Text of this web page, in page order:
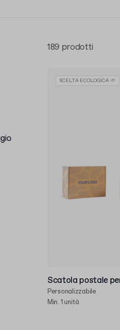
189 prodotti
Scatola postale
Personalizzabile
Min. 1 unità
SCELTA ECOLOGICA 🌱